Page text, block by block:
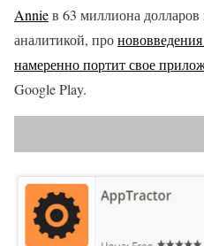
Annieв 63 миллиона
аналитикой, про
намеренно портит свое
Google Play.